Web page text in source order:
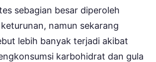
sebagian besar diperoleh
namun sekarang
lebih banyak terjadi akibat
karbohidrat dan gula